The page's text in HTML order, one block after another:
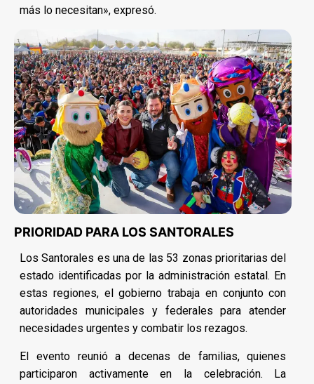
más lo necesitan», expresó.
PRIORIDAD PARA LOS SANTORALES
Los Santorales es una de las 53 zonas prioritarias del
estado identificadas por la administración estatal. En
estas regiones, el gobierno trabaja en conjunto con
autoridades municipales y federales para atender
necesidades urgentes y combatir los rezagos.
El evento reunió a decenas de familias, quienes
participaron activamente en la celebración. La